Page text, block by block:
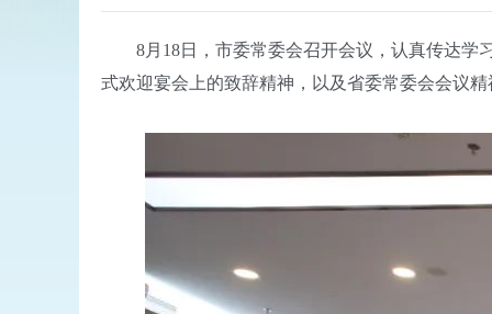
8月18日，市委常委会召开会议，认真传达学
式欢迎宴会上的致辞精神，以及省委常委会会议